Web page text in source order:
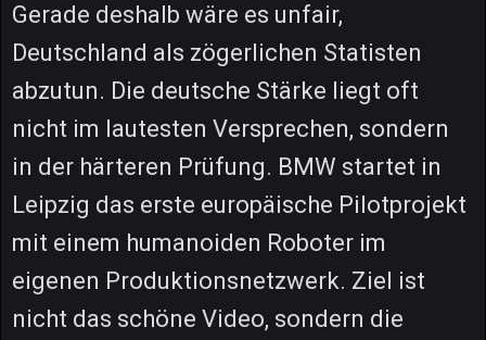
Gerade deshalb wäre es unfair,
Deutschland als zögerlichen Statisten
abzutun. Die deutsche Stärke liegt oft
nicht im lautesten Versprechen, sondern
in der härteren Prüfung. BMW startet in
Leipzig das erste europäische Pilotprojekt
mit einem humanoiden Roboter im
eigenen Produktionsnetzwerk. Ziel ist
nicht das schöne Video, sondern die